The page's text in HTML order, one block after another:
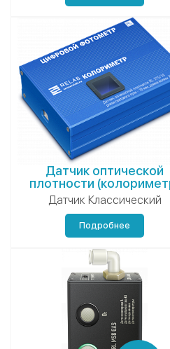
Датчик оптической
плотности
Датчик Классический
Подробнее